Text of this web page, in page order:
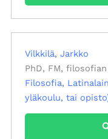
Vilkkilä, Jarkko
PhD, FM,
Filosofia
yläkoulu, tai